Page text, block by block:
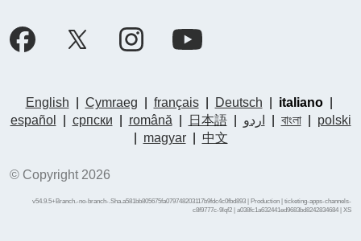
English Cymraeg français| Deutsch italiano|
español
српски română 日本語| اردو বাংলা|
polski
magyar| 中文
© Copyright 2026
v54.9.5+Branch.-no-branch-.Sha.a581bb805675fa079748203117b9fdc4c0fbd893 | Production | ticketing-apps-channels-
c8f9777c-9lqf2 | a038fc1a632441ed9683bd8242834684 | XS